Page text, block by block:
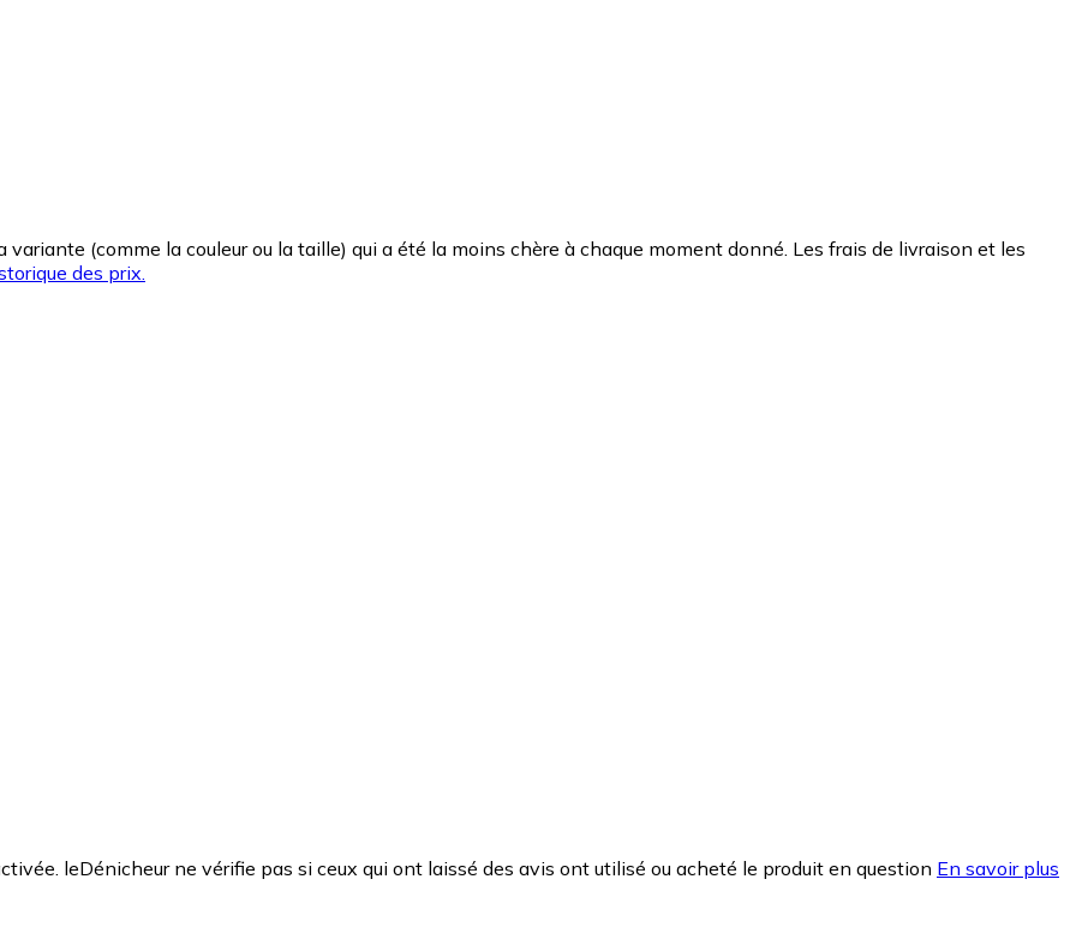
(comme la couleur ou la taille) qui a été la moins chère à chaque moment donné. Les frais de livraison et les
des prix.
leDénicheur ne vérifie pas si ceux qui ont laissé des avis ont utilisé ou acheté le produit en question En savoir plus